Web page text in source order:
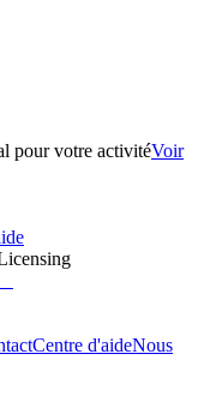
pour votre activitéVoir
Centre d'aideNous